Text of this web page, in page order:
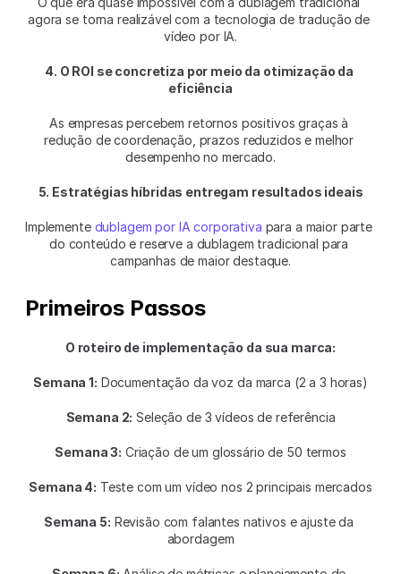
agora se torna realizável com a tecnologia de tradução de
vídeo por IA.
4. O ROI se concretiza por meio da otimização da
eficiência
As empresas percebem retornos positivos graças à
redução de coordenação, prazos reduzidos e melhor
desempenho no mercado.
5. Estratégias híbridas entregam resultados ideais
Implemente dublagem por IA corporativa para a maior parte
do conteúdo e reserve a dublagem tradicional para
campanhas de maior destaque.
Primeiros Passos
O roteiro de implementação da sua marca:
Semana 1: Documentação da voz da marca (2 a 3 horas)
Semana 2: Seleção de 3 vídeos de referência
Semana 3: Criação de um glossário de 50 termos
Semana 4: Teste com um vídeo nos 2 principais mercados
Semana 5: Revisão com falantes nativos e ajuste da
abordagem